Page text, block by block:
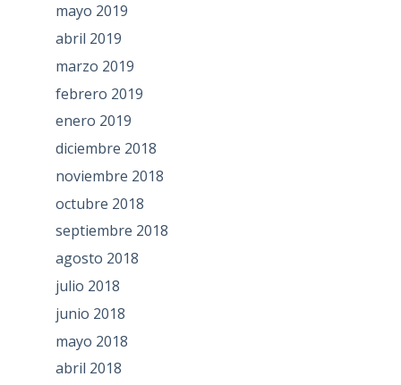
mayo 2019
abril 2019
marzo 2019
febrero 2019
enero 2019
diciembre 2018
noviembre 2018
octubre 2018
septiembre 2018
agosto 2018
julio 2018
junio 2018
mayo 2018
abril 2018